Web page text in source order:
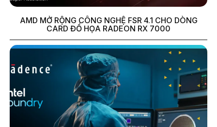
AMD MỞ RỘNG CÔNG NGHỆ FSR 4.1 CHO DÒNG
CARD ĐỒ HỌA RADEON RX 7000